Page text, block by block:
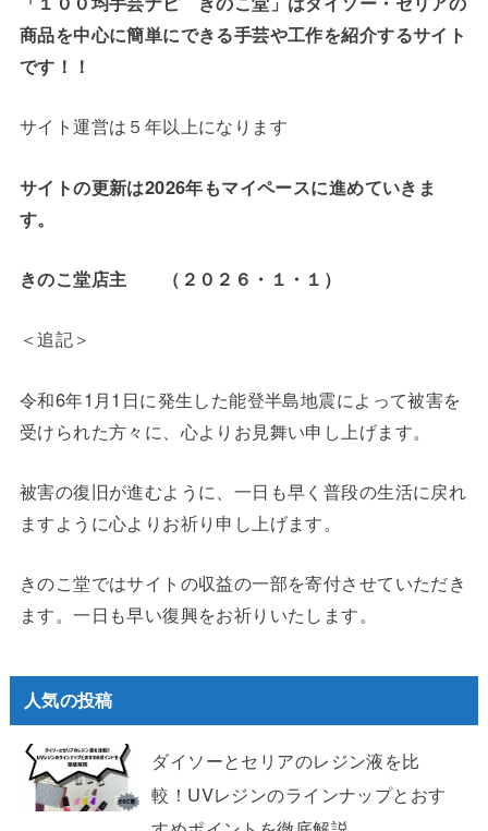
商品を中心に簡単にできる手芸や工作を紹介するサイト
です！！
サイト運営は５年以上になります
サイトの更新は2026年もマイペースに進めていきま
す。
きのこ堂店主 （２０２６・１・１）
＜追記＞
令和6年1月1日に発生した能登半島地震によって被害を
受けられた方々に、心よりお見舞い申し上げます。
被害の復旧が進むように、一日も早く普段の生活に戻れ
ますように心よりお祈り申し上げます。
きのこ堂ではサイトの収益の一部を寄付させていただき
ます。一日も早い復興をお祈りいたします。
人気の投稿
ダイソーとセリアのレジン液を比
較！UVレジンのラインナップとおす